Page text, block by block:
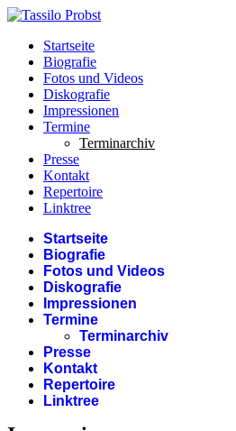
Zum
wechselnStartseite
Biografie
Fotos und Videos
Diskografie
Impressionen
Termine
Terminarchiv
Presse
Kontakt
Repertoire
Linktree
Menü
Startseite
Biografie
Fotos und Videos
Diskografie
Impressionen
Termine
Terminarchiv
Presse
Kontakt
Repertoire
Linktree